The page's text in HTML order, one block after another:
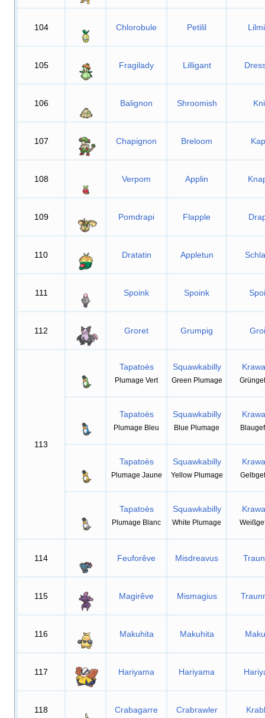
104 Chlorobule Petilil
105 Fragilady Lilligant
106 Balignon Shroomish
107 Chapignon Breloom
108 Verpom Applin
109 Pomdrapi Flapple
110 Dratatin Appletun
111 Spoink Spoink
112 Groret Grumpig
113
Tapatoès
Plumage Vert
Squawkabilly
Green Plumage
Tapatoès
Plumage Bleu
Squawkabilly
Blue Plumage
Tapatoès
Plumage Jaune
Squawkabilly
Yellow Plumage
Tapatoès
Plumage Blanc
Squawkabilly
White Plumage
114 Feuforêve Misdreavus
115 Magirêve Mismagius
116 Makuhita Makuhita
117 Hariyama Hariyama
118 Crabagarre Crabrawler